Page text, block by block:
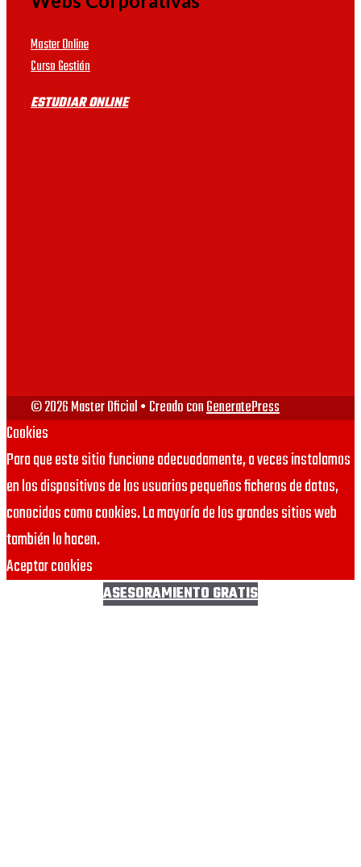
Master Online
Curso Gestión
ESTUDIAR ONLINE
© 2026 Master Oficial• Creado conGeneratePress
Cookies
Para que este sitio funcione adecuadamente, a veces instalamos
en los dispositivos de los usuarios pequeños ficheros de datos,
conocidos como cookies. La mayoría de los grandes sitios web
también lo hacen.
Aceptar cookies
ASESORAMIENTO GRATIS